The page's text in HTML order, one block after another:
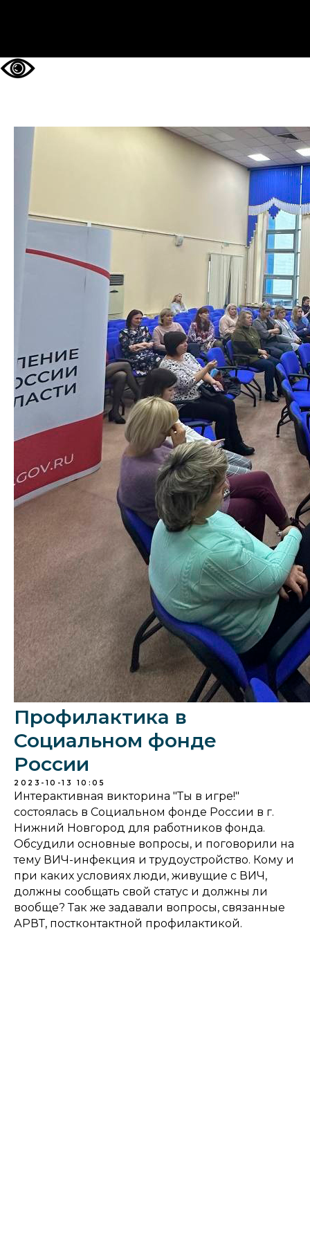
Профилактика в
Социальном фонде
России
2023-10-13 10:05
Интерактивная викторина "Ты в игре!"
состоялась в Социальном фонде России в г.
Нижний Новгород для работников фонда.
Обсудили основные вопросы, и поговорили на
тему ВИЧ-инфекция и трудоустройство. Кому и
при каких условиях люди, живущие с ВИЧ,
должны сообщать свой статус и должны ли
вообще? Так же задавали вопросы, связанные
АРВТ, постконтактной профилактикой.